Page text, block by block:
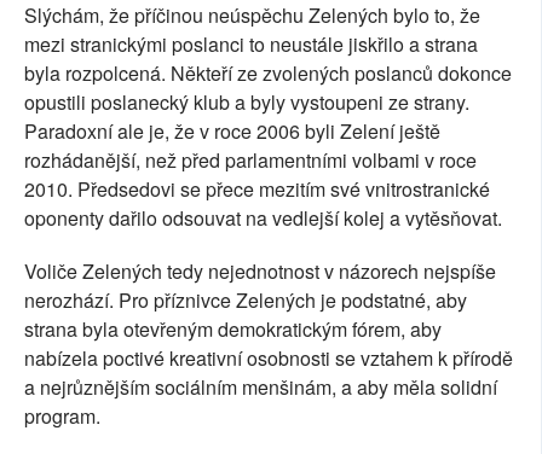
Slýchám, že příčinou neúspěchu Zelených bylo to, že
mezi stranickými poslanci to neustále jiskřilo a strana
byla rozpolcená. Někteří ze zvolených poslanců dokonce
opustili poslanecký klub a byly vystoupeni ze strany.
Paradoxní ale je, že v roce 2006 byli Zelení ještě
rozhádanější, než před parlamentními volbami v roce
2010. Předsedovi se přece mezitím své vnitrostranické
oponenty dařilo odsouvat na vedlejší kolej a vytěsňovat.
Voliče Zelených tedy nejednotnost v názorech nejspíše
nerozhází. Pro příznivce Zelených je podstatné, aby
strana byla otevřeným demokratickým fórem, aby
nabízela poctivé kreativní osobnosti se vztahem k přírodě
a nejrůznějším sociálním menšinám, a aby měla solidní
program.